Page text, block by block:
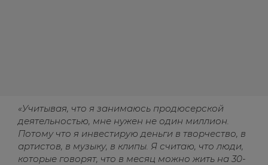
«Учитывая, что я занимаюсь продюсерской
деятельностью, мне нужен не один миллион.
Потому что я инвестирую деньги в творчество, в
артистов, в музыку, в клипы. Я считаю, что люди,
которые говорят, что в месяц можно жить на 30-